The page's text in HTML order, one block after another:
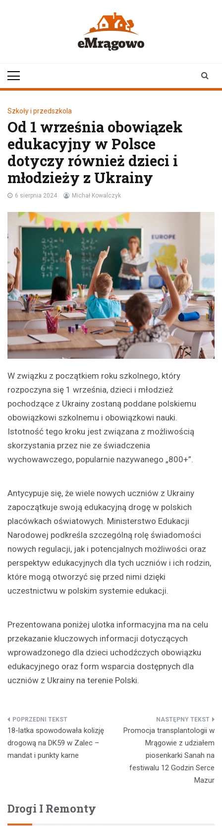
Szkoły i przedszkola
Od 1 września obowiązek
edukacyjny w Polsce
dotyczy również dzieci i
młodzieży z Ukrainy
6 sierpnia 2024 Michał Kowalczyk
W związku z początkiem roku szkolnego, który
rozpoczyna się 1 września, dzieci i młodzież
pochodzące z Ukrainy zostaną poddane polskiemu
obowiązkowi szkolnemu i obowiązkowi nauki.
Istotność tego kroku jest związana z możliwością
skorzystania przez nie ze świadczenia
wychowawczego, popularnie nazywanego „800+”.
Antycypuje się, że wiele nowych uczniów z Ukrainy
zapoczątkuje swoją edukacyjną drogę w polskich
placówkach oświatowych. Ministerstwo Edukacji
Narodowej podkreśla szczególną rolę świadomości
nowych regulacji, jak i potencjalnych możliwości oraz
perspektyw edukacyjnych dla tych uczniów i ich rodzin,
które mogą otworzyć się przed nimi dzięki
uczestnictwu w polskim systemie edukacji.
Prezentowana poniżej ulotka informacyjna ma na celu
przekazanie kluczowych informacji dotyczących
wprowadzonego dla dzieci uchodźczych obowiązku
edukacyjnego oraz form wsparcia dostępnych dla
uczniów z Ukrainy na terenie Polski.
Nawigacja
wpisu
18-latka spowodowała kolizję
drogową na DK59 w Zalec –
mandat i punkty karne
Promocja transplantologii w
Mrągowie z udziałem
piosenkarki Sanah na
festiwalu 12 Godzin Serce
Mazur
Drogi I Remonty